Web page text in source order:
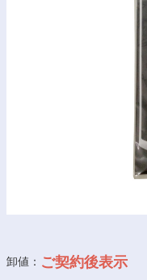
卸値： ご契約後表示